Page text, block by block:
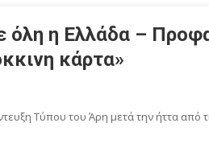
όλη η Ελλάδα –
κάρτα»
Τύπου του Άρη μετά την ήττα από